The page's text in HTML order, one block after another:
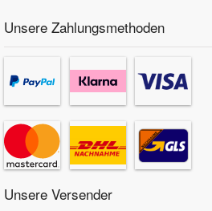
Unsere Zahlungsmethoden
Unsere Versender